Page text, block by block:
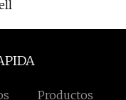
Productos